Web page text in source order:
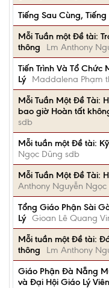
Tiếng Sau Cùng,
Mỗi Tuần một Đề tài:
thông
Lm Anthony
Tiến Trình Và Tổ
Lý
Maddalena Phạm
Mỗi Tuần Một Đề Tài:
bao giờ Hoàn tất
sdb
Mỗi tuần một Đề tài:
Ngọc Dũng sdb
Mỗi Tuần Một Đề Tài:
Anthony Nguyễn Ngọc
Tổng Giáo Phận Sài
Lý Gioan Lê Quang
Mỗi tuần một Đề tài:
thông
Lm Anthony
Giáo Phận Đà Nẵng
và Đại Hội Giáo Lý